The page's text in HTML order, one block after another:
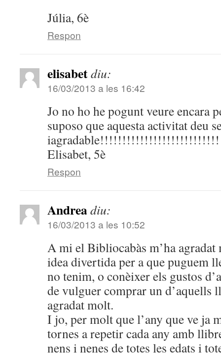
Júlia, 6è
Respon
elisabetdiu:
16/03/2013 a les 16:42
Jo no ho he pogunt veure encara
suposo que aquesta activitat deu
Elisabet, 5è
Respon
Andreadiu:
16/03/2013 a les 10:52
A mi el Bibliocabàs m’ha
idea divertida per a que puguem
no tenim, o conèixer els gustos
de vulguer comprar un d’aquells
agradat molt.
I jo, per molt que l’any que ve ja
tornes a repetir cada any amb
nens i nenes de totes les edats i